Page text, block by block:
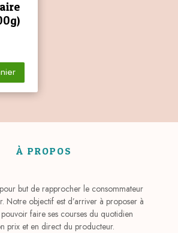
À PROPOS
but de rapprocher le consommateur
Notre objectif est d’arriver à proposer à
faire ses courses du quotidien
prix et en direct du producteur.